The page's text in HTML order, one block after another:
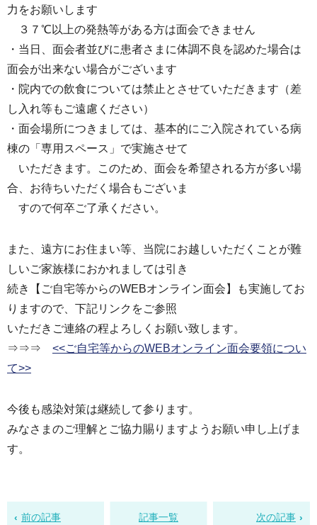
力をお願いします
３７℃以上の発熱等がある方は面会できません
・当日、面会者並びに患者さまに体調不良を認めた場合は
面会が出来ない場合がございます
・院内での飲食については禁止とさせていただきます（差
し入れ等もご遠慮ください）
・面会場所につきましては、基本的にご入院されている病
棟の「専用スペース」で実施させて
いただきます。このため、面会を希望される方が多い場
合、お待ちいただく場合もございま
すので何卒ご了承ください。
また、遠方にお住まい等、当院にお越しいただくことが難
しいご家族様におかれましては引き
続き【ご自宅等からのWEBオンライン面会】も実施してお
りますので、下記リンクをご参照
いただきご連絡の程よろしくお願い致します。
⇒⇒⇒ <<ご自宅等からのWEBオンライン面会要領につい
て>>
今後も感染対策は継続して参ります。
みなさまのご理解とご協力賜りますようお願い申し上げま
す。
前の記事 記事一覧 次の記事